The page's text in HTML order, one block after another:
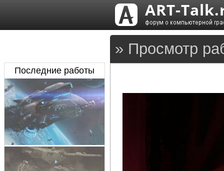
» Просмотр
Последние работы